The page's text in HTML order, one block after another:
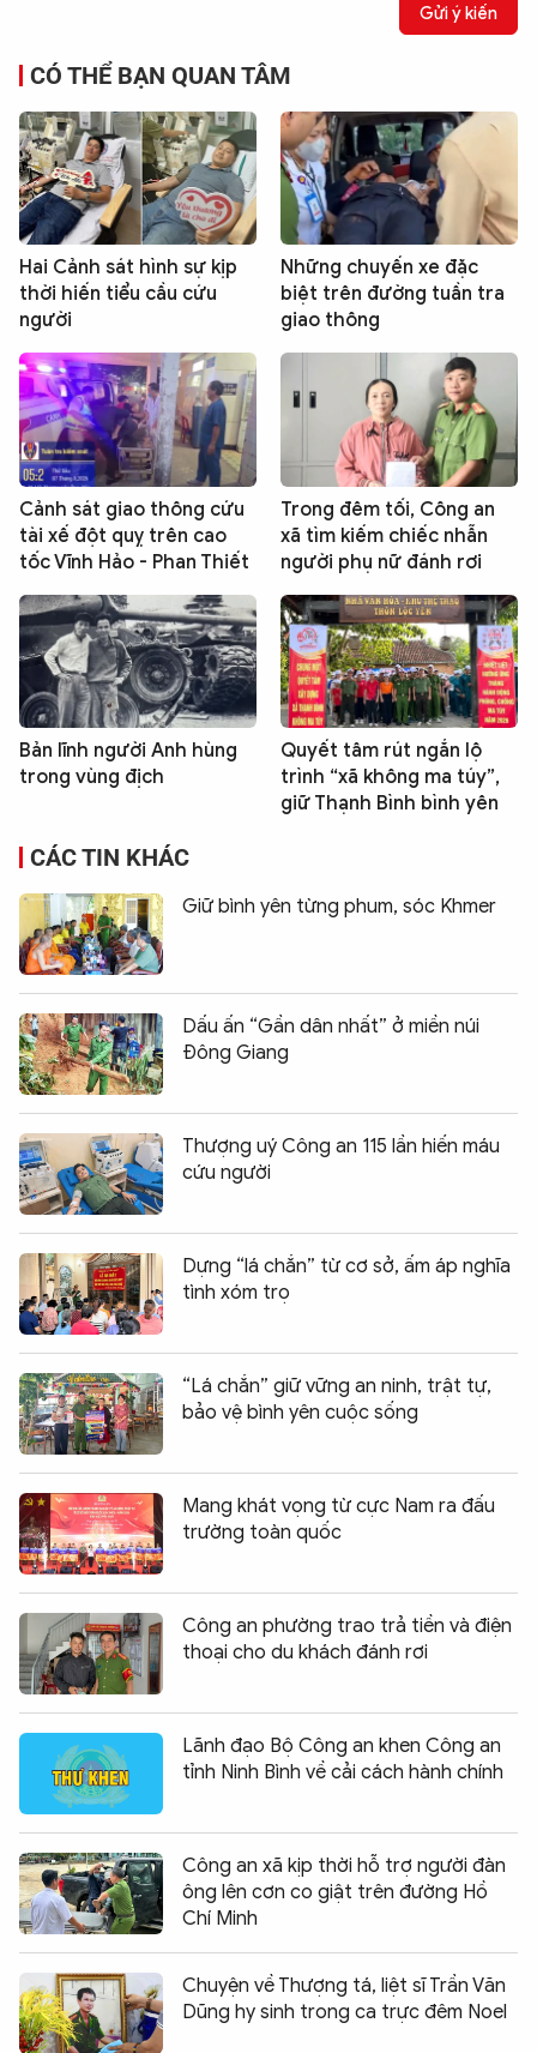
Gửi ý kiến
CÓ THỂ BẠN QUAN TÂM
Hai Cảnh sát hình sự kịp
thời hiến tiểu cầu cứu
người
Những chuyến xe đặc
biệt trên đường tuần tra
giao thông
Cảnh sát giao thông cứu
tài xế đột quỵ trên cao
tốc Vĩnh Hảo - Phan Thiết
Trong đêm tối, Công an
xã tìm kiếm chiếc nhẫn
người phụ nữ đánh rơi
Bản lĩnh người Anh hùng
trong vùng địch
Quyết tâm rút ngắn lộ
trình “xã không ma túy”,
giữ Thạnh Bình bình yên
CÁC TIN KHÁC
Giữ bình yên từng phum, sóc Khmer
Dấu ấn “Gần dân nhất” ở miền núi
Đông Giang
Thượng uý Công an 115 lần hiến máu
cứu người
Dựng “lá chắn” từ cơ sở, ấm áp nghĩa
tình xóm trọ
“Lá chắn” giữ vững an ninh, trật tự,
bảo vệ bình yên cuộc sống
Mang khát vọng từ cực Nam ra đấu
trường toàn quốc
Công an phường trao trả tiền và điện
thoại cho du khách đánh rơi
Lãnh đạo Bộ Công an khen Công an
tỉnh Ninh Bình về cải cách hành chính
Công an xã kịp thời hỗ trợ người đàn
ông lên cơn co giật trên đường Hồ
Chí Minh
Chuyện về Thượng tá, liệt sĩ Trần Văn
Dũng hy sinh trong ca trực đêm Noel